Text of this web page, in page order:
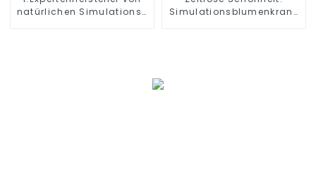
natürlichen Simulations-
Simulationsblumenkranz